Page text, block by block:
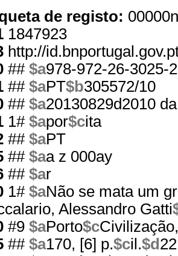
de registo:
1847923
http://
## $a978-972-26-3025-2
## $aPT$b305572/10
## $a20130829d2010
1# $apor$cita
## $aPT
## $aa z 000ay
## $ar
1# $aNão se mata um
Alessandro Gatti
#9 $aPorto$cCivilização,
## $a170, [6] p.$cil.$d